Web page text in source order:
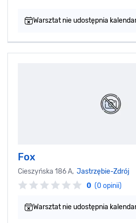
Warsztat nie udostępnia
Fox
Cieszyńska 186 A, Jastrzębie-Zdrój
0 (0 opinii)
Warsztat nie udostępnia